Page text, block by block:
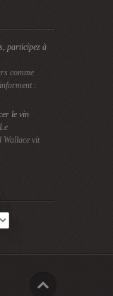
participez à
comme
:
le vin
Wallace vit